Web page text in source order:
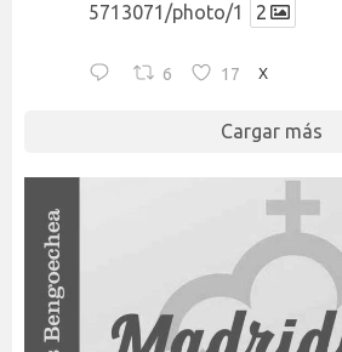
5713071/photo/1
2
6 17 X
Cargar más